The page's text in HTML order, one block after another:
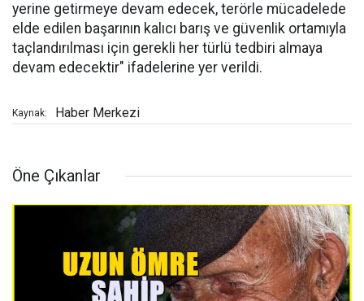
yerine getirmeye devam edecek, terörle mücadelede
elde edilen başarının kalıcı barış ve güvenlik ortamıyla
taçlandırılması için gerekli her türlü tedbiri almaya
devam edecektir" ifadelerine yer verildi.
Kaynak: Haber Merkezi
Öne Çıkanlar